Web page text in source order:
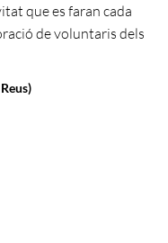
que es faran cada
de voluntaris dels